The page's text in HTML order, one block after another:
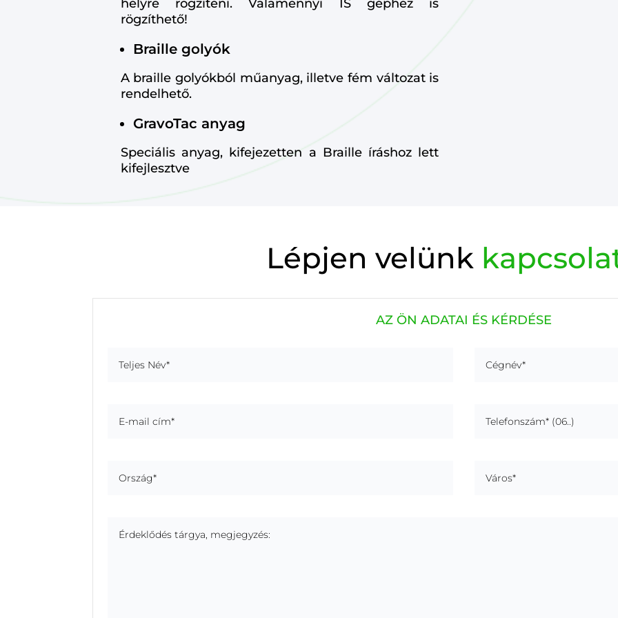
helyre rögzíteni. Valamennyi IS géphez is
rögzíthető!
Braille golyók
A braille golyókból műanyag, illetve fém változat is
rendelhető.
GravoTac anyag
Speciális anyag, kifejezetten a Braille íráshoz lett
kifejlesztve
Lépjen velünk
AZ ÖN ADATAI ÉS KÉRDÉSE